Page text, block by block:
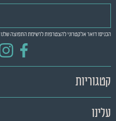
הכניסו דואר אלקטרוני להצטרפות לרשימת התפוצה שלנו
קטגוריות
עלינו